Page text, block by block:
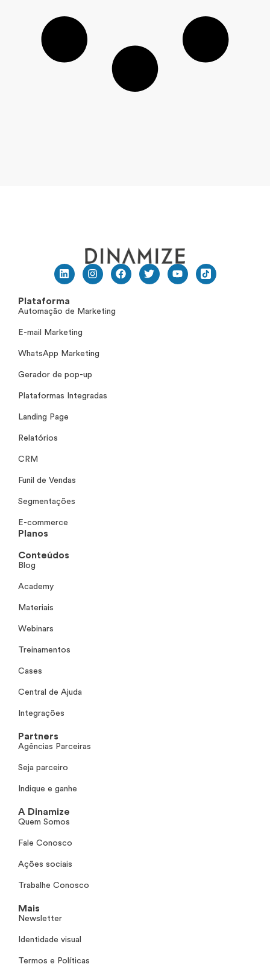
Plataforma
Automação de Marketing
E-mail Marketing
WhatsApp Marketing
Gerador de pop-up
Plataformas Integradas
Landing Page
Relatórios
CRM
Funil de Vendas
Segmentações
E-commerce
Planos
Conteúdos
Blog
Academy
Materiais
Webinars
Treinamentos
Cases
Central de Ajuda
Integrações
Partners
Agências Parceiras
Seja parceiro
Indique e ganhe
A Dinamize
Quem Somos
Fale Conosco
Ações sociais
Trabalhe Conosco
Mais
Newsletter
Identidade visual
Termos e Políticas